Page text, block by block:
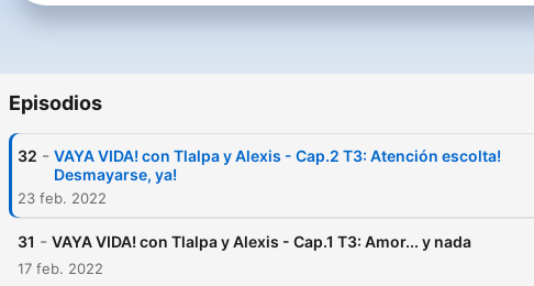
escúchanos!!!
Episodios
32 - VAYA VIDA! con Tlalpa y Alexis - Cap.2 T3: Atención escolta!
Desmayarse, ya!
23 feb. 2022
31 - VAYA VIDA! con Tlalpa y Alexis - Cap.1 T3: Amor... y nada
17 feb. 2022